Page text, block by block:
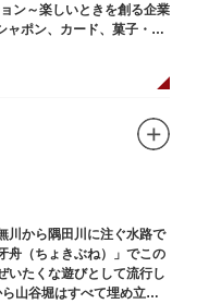
ン～楽しいときを創る企業
ャポン、カード、菓子・食
近で楽しんでいただける
川から隅田川に注ぐ水路で
舟（ちょきぶね）」でこの
いたくな遊びとして流行し
山谷堀はすべて埋め立て